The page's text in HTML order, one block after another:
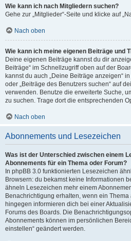
Wie kann ich nach Mitgliedern suchen?
Gehe zur „Mitglieder“-Seite und klicke auf
Nach oben
Wie kann ich meine eigenen Beiträge und
Deine eigenen Beiträge kannst du dir
Beiträge“ im Schnellzugriff oben auf der
kannst du auch „Deine Beiträge anzeigen“
oder „Beiträge des Benutzers suchen“ auf
verwenden. Benutze die erweiterte Suche,
zu suchen. Trage dort die entsprechenden
Nach oben
Abonnements und Lesezeichen
Was ist der Unterschied zwischen einem
Abonnements für ein Thema oder Forum?
In phpBB 3.0 funktionierten Lesezeichen
Browsern: du bekamst keine Informationen
ähneln Lesezeichen mehr einem
Benachrichtigung erhalten, wenn ein
hingegen informieren dich bei einer
Forums des Boards. Die
Abonnements können im persönlichen
einstellen“ geändert werden.